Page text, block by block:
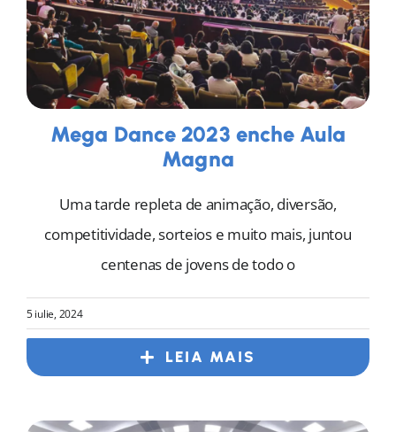
Mega Dance 2023 enche Aula
Magna
Uma tarde repleta de animação, diversão,
competitividade, sorteios e muito mais, juntou
centenas de jovens de todo o
5 iulie, 2024
LEIA MAIS